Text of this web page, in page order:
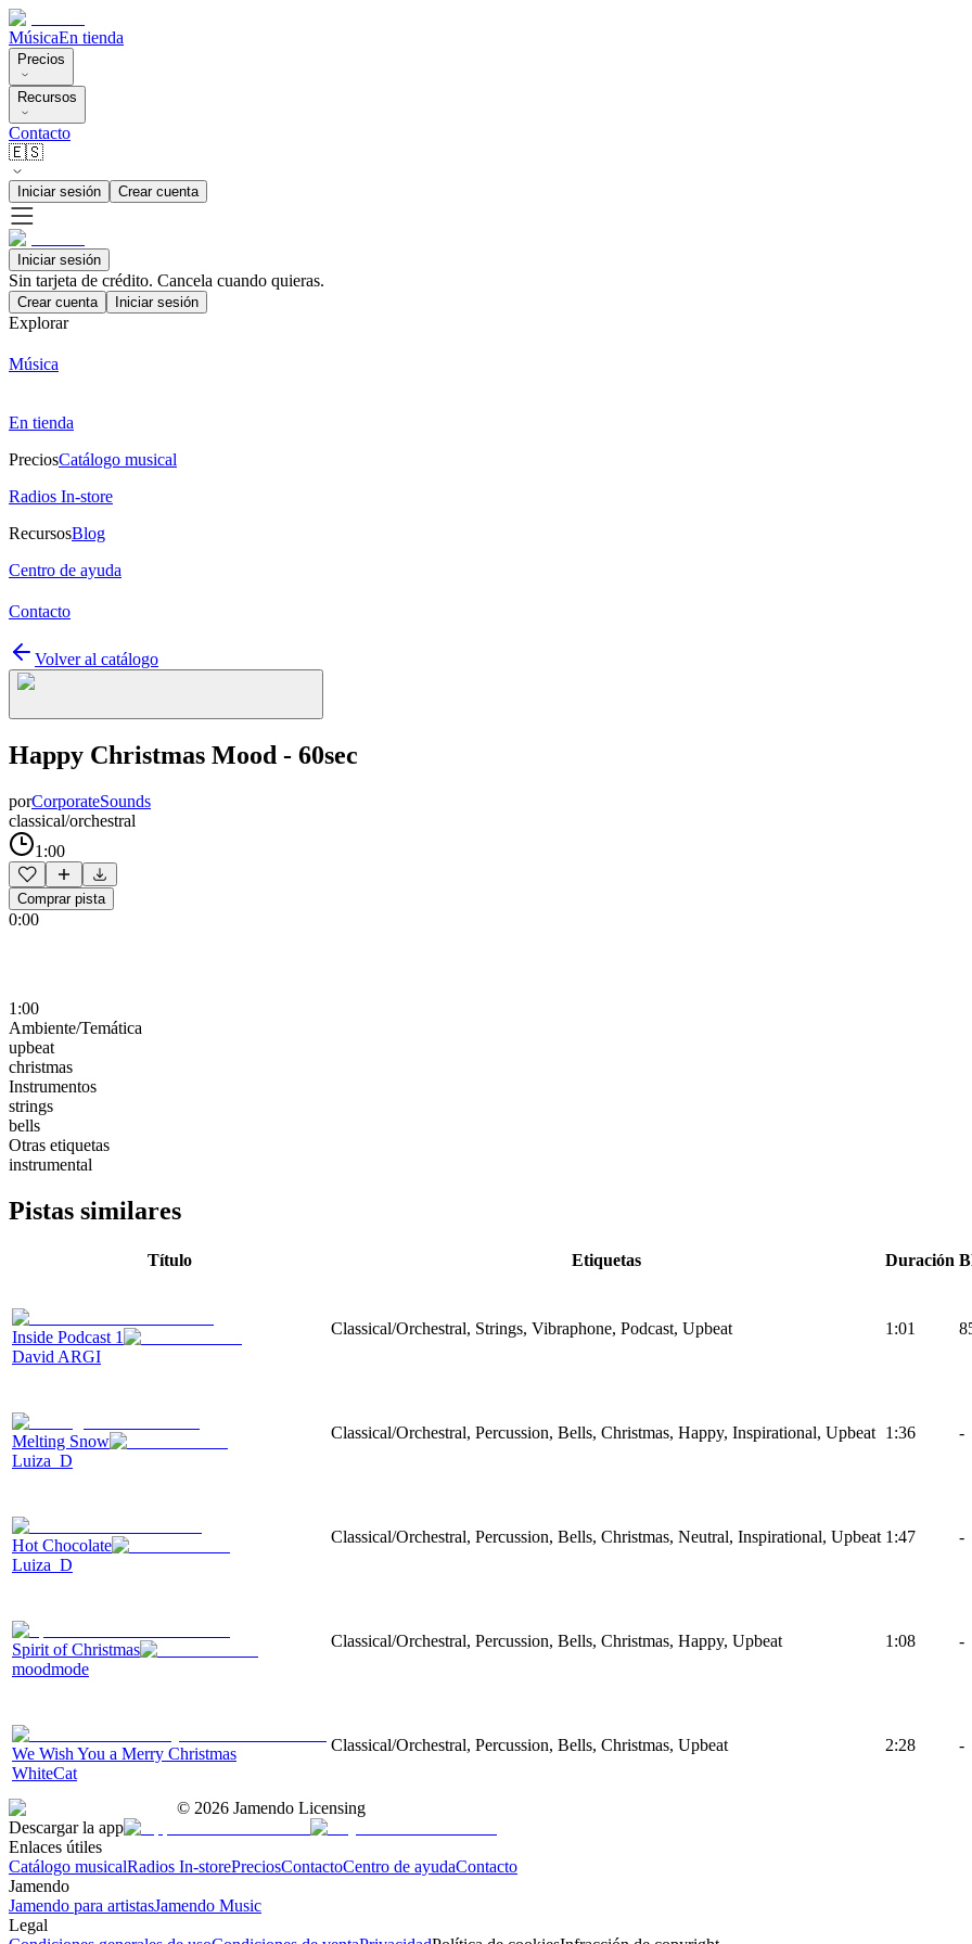
MúsicaEn tienda
Precios
Recursos
Contacto
🇪🇸
Iniciar sesión Crear cuenta
Iniciar sesión
Sin tarjeta de crédito. Cancela cuando quieras.
Crear cuenta Iniciar sesión
Explorar
Música
En tienda
PreciosCatálogo musical
Radios In-store
RecursosBlog
Centro de ayuda
Contacto
Volver al catálogo
Happy Christmas Mood - 60sec
porCorporateSounds
classical/orchestral
1:00
Comprar pista
0:00
1:00
Ambiente/Temática
upbeat
christmas
Instrumentos
strings
bells
Otras etiquetas
instrumental
Pistas similares
Título Etiquetas Duración
Inside Podcast 1
David ARGI
Classical/Orchestral, Strings, Vibraphone, Podcast, Upbeat 1:01
Melting Snow
Luiza_D
Classical/Orchestral, Percussion, Bells, Christmas, Happy, Inspirational, Upbeat 1:36 -
Hot Chocolate
Luiza_D
Classical/Orchestral, Percussion, Bells, Christmas, Neutral, Inspirational, Upbeat 1:47 -
Spirit of Christmas
moodmode
Classical/Orchestral, Percussion, Bells, Christmas, Happy, Upbeat 1:08 -
We Wish You a Merry Christmas
WhiteCat
Classical/Orchestral, Percussion, Bells, Christmas, Upbeat 2:28 -
© 2026 Jamendo Licensing
Descargar la app
Enlaces útiles
Catálogo musicalRadios In-storePreciosContactoCentro de ayudaContacto
Jamendo
Jamendo para artistasJamendo Music
Legal